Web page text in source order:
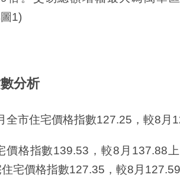
1)
分析
住宅價格指數127.25，較8月
指數139.53，較8月137.88上
宅價格指數127.35，較8月